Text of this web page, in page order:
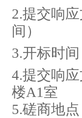
2.提交响应
间）
3.开标时
4.提交响应
楼A1室
5.磋商地